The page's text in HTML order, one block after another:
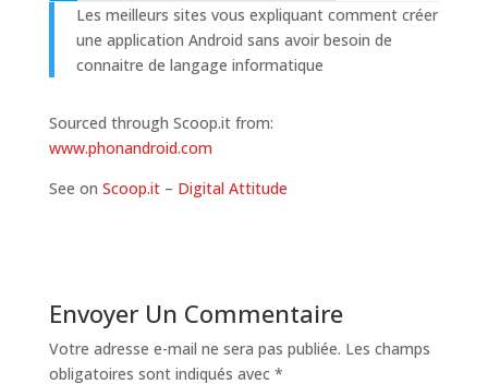
Les meilleurs sites vous expliquant comment créer
une application Android sans avoir besoin de
connaitre de langage informatique
Sourced through Scoop.it from:
www.phonandroid.com
See on Scoop.it– Digital Attitude
Envoyer Un Commentaire
Votre adresse e-mail ne sera pas publiée. Les champs
obligatoires sont indiqués avec *